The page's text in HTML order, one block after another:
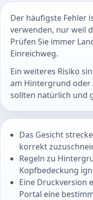
Der häufigste Fehler
verwenden, nur weil
Prüfen Sie immer
Einreichweg.
Ein weiteres Risiko
am Hintergrund oder
sollten natürlich und
Das Gesicht
korrekt
Regeln zu
Kopfbedeckung
Eine Druckversion
Portal eine